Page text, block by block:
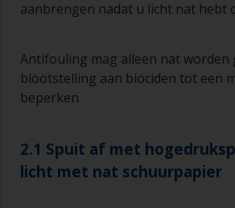
aanbrengen nadat u licht nat hebt
Antifouling mag alleen nat worden
blootstelling aan biociden tot een
beperken.
2.1 Spuit af met
licht met nat schuurpapier